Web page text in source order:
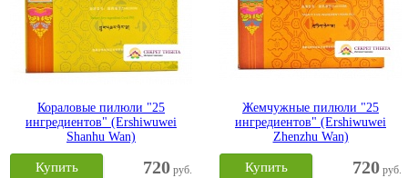
Кораловые пилюли "25
ингредиентов" (Ershiwuwei
Shanhu Wan)
720 руб.
Купить
Жемчужные пилюли "25
ингредиентов" (Ershiwuwei
Zhenzhu Wan)
720 руб.
Купить